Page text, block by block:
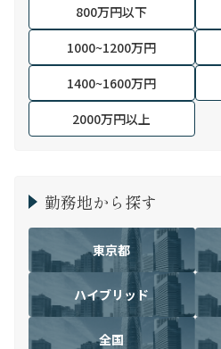
800万円以下
1000~1200万円
1400~1600万円
2000万円以上
勤務地から探す
東京都
ハイブリッド
全国